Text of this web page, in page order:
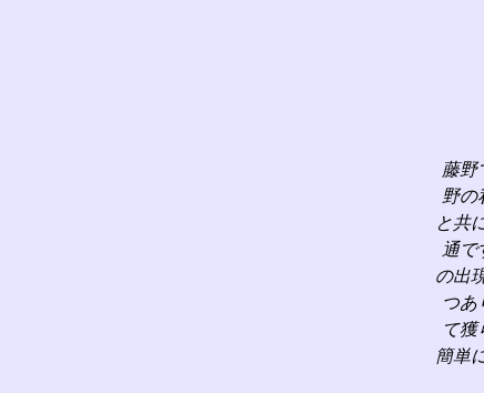
藤野
野の
と共
通で
の出
つあ
て獲
簡単